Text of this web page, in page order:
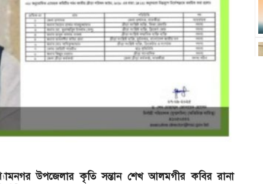
উপজেলার কৃতি সন্তান শেখ আলমগীর কবির রানা